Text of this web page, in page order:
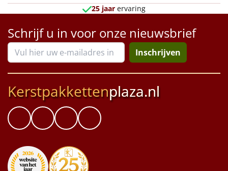
25 jaar ervaring
Schrijf u in voor onze nieuwsbrief
Inschrijven
Kerstpakkettenplaza.nl